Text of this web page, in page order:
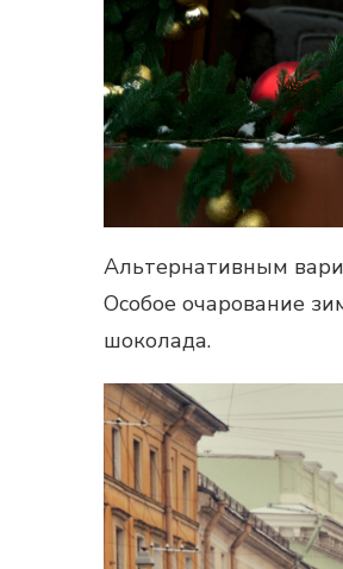
Альтернативным
Особое очарование
шоколада.